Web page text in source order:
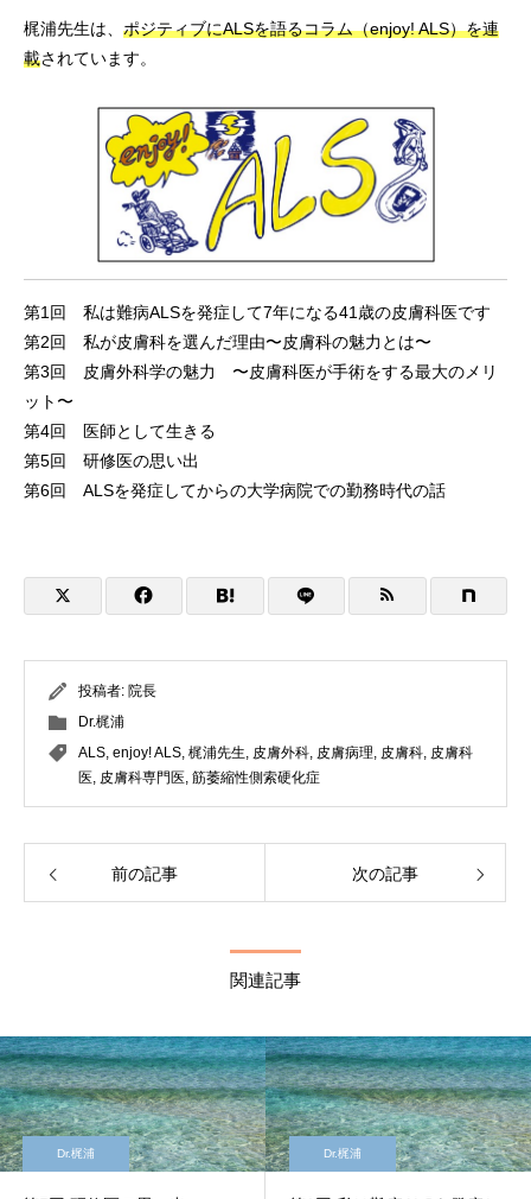
梶浦先生は、 ポジティブにALSを語るコラム（enjoy! ALS）を連
載されています。
第1回 私は難病ALSを発症して7年になる41歳の皮膚科医です
第2回 私が皮膚科を選んだ理由〜皮膚科の魅力とは〜
第3回 皮膚外科学の魅力 〜皮膚科医が手術をする最大のメリ
ット〜
第4回 医師として生きる
第5回 研修医の思い出
第6回 ALSを発症してからの大学病院での勤務時代の話
投稿者: 院長
Dr.梶浦
ALS enjoy! ALS 梶浦先生 皮膚外科 皮膚病理 皮膚科 皮膚科
医 皮膚科専門医 筋萎縮性側索硬化症
前の記事 次の記事
関連記事
Dr.梶浦 Dr.梶浦